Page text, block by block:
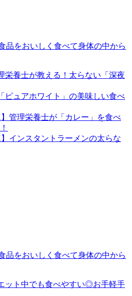
品をおいしく食べて身体の中から
栄養士が教える！太らない「深夜
ピュアホワイト」の美味しい食べ
管理栄養士が「カレー」を食べ
インスタントラーメンの太らな
品をおいしく食べて身体の中から
ット中でも食べやすい◎お手軽手